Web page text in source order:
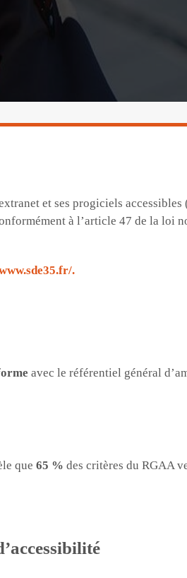
et ses progiciels accessibles
à l’article 47 de la loi
.
avec le référentiel général
que 65 % des critères du RGAA